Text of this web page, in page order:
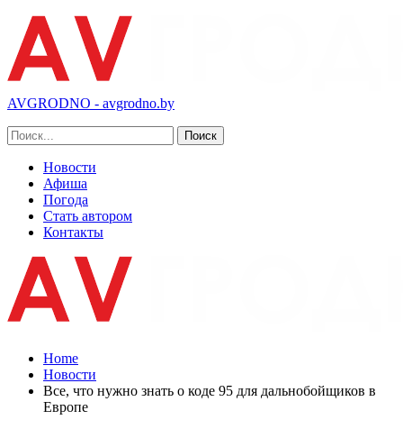
AVGRODNO - avgrodno.by
Новости
Афиша
Погода
Стать автором
Контакты
Home
Новости
Все, что нужно знать о коде 95 для дальнобойщиков в
Европе